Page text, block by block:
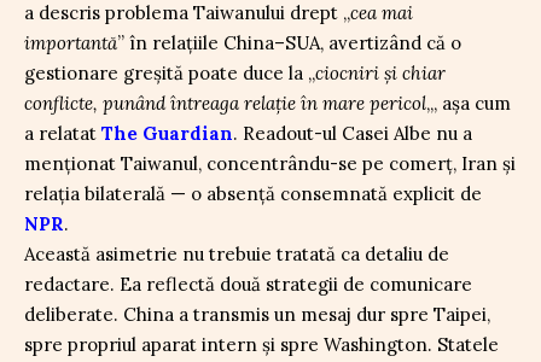
a descris problema Taiwanului drept „cea mai
importantă” în relațiile China–SUA, avertizând că o
gestionare greșită poate duce la „ciocniri și chiar
conflicte, punând întreaga relație în mare pericol„, așa cum
a relatat The Guardian. Readout-ul Casei Albe nu a
menționat Taiwanul, concentrându-se pe comerț, Iran și
relația bilaterală — o absență consemnată explicit de
NPR.
Această asimetrie nu trebuie tratată ca detaliu de
redactare. Ea reflectă două strategii de comunicare
deliberate. China a transmis un mesaj dur spre Taipei,
spre propriul aparat intern și spre Washington. Statele